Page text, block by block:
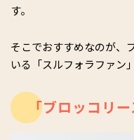
す。
そこでおすすめなのが、
いる「スルフォラファン
「ブロッコリ